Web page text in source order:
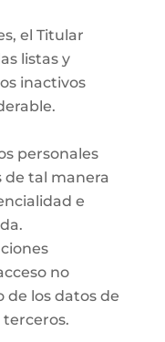
el Titular
listas y
inactivos
personales
de tal manera
e
no
de los datos de